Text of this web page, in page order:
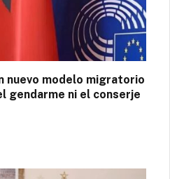
nuevo modelo migratorio
gendarme ni el conserje